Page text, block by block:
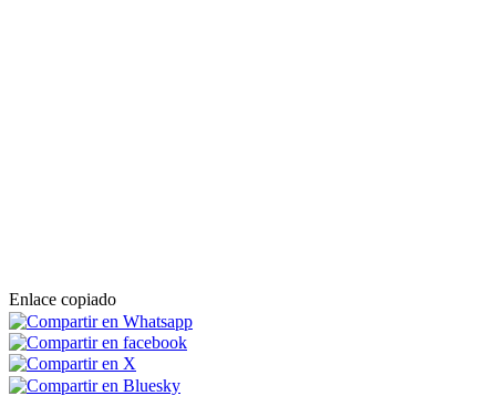
Enlace copiado